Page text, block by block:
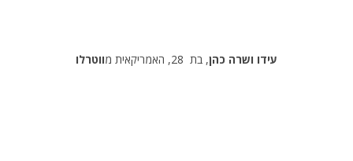
עידו ושרה כהן, בת 28, האמריקאית מ ווטרלו